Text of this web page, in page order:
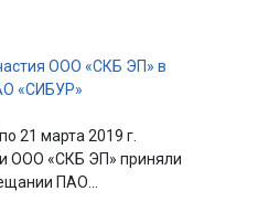
ООО «СКБ ЭП» в
«СИБУР»
21 марта 2019 г.
ООО «СКБ ЭП» приняли
ПАО...